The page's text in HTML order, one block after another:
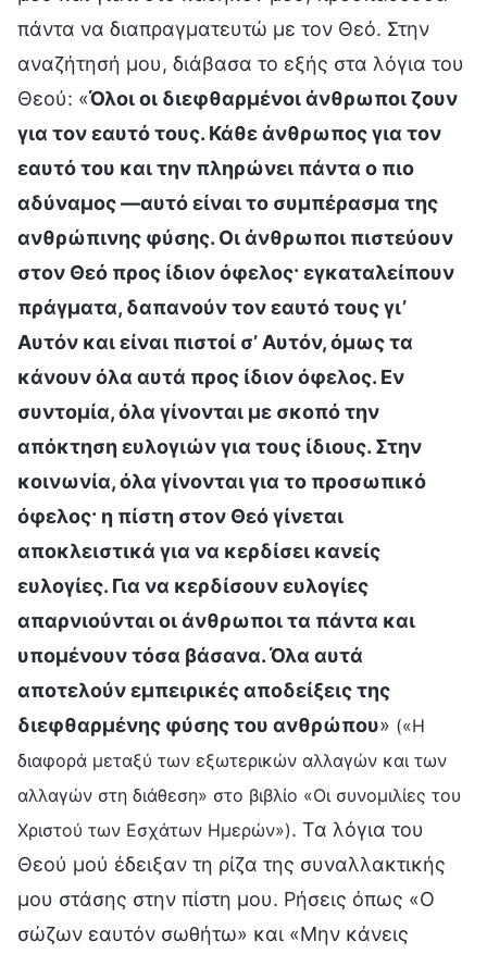
πάντα να διαπραγματευτώ με τον Θεό. Στην
αναζήτησή μου, διάβασα το εξής στα λόγια του
Θεού: «Όλοι οι διεφθαρμένοι άνθρωποι ζουν
για τον εαυτό τους. Κάθε άνθρωπος για τον
εαυτό του και την πληρώνει πάντα ο πιο
αδύναμος —αυτό είναι το συμπέρασμα της
ανθρώπινης φύσης. Οι άνθρωποι πιστεύουν
στον Θεό προς ίδιον όφελος· εγκαταλείπουν
πράγματα, δαπανούν τον εαυτό τους γι’
Αυτόν και είναι πιστοί σ’ Αυτόν, όμως τα
κάνουν όλα αυτά προς ίδιον όφελος. Εν
συντομία, όλα γίνονται με σκοπό την
απόκτηση ευλογιών για τους ίδιους. Στην
κοινωνία, όλα γίνονται για το προσωπικό
όφελος· η πίστη στον Θεό γίνεται
αποκλειστικά για να κερδίσει κανείς
ευλογίες. Για να κερδίσουν ευλογίες
απαρνιούνται οι άνθρωποι τα πάντα και
υπομένουν τόσα βάσανα. Όλα αυτά
αποτελούν εμπειρικές αποδείξεις της
διεφθαρμένης φύσης του ανθρώπου» («Η
διαφορά μεταξύ των εξωτερικών αλλαγών και των
αλλαγών στη διάθεση» στο βιβλίο «Οι συνομιλίες του
Χριστού των Εσχάτων Ημερών»). Τα λόγια του
Θεού μού έδειξαν τη ρίζα της συναλλακτικής
μου στάσης στην πίστη μου. Ρήσεις όπως «Ο
σώζων εαυτόν σωθήτω» και «Μην κάνεις